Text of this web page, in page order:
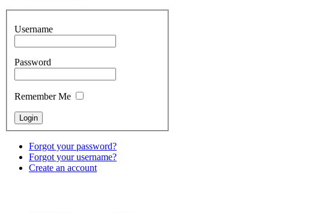
Username
Password
Remember Me
Forgot your password?
Forgot your username?
Create an account